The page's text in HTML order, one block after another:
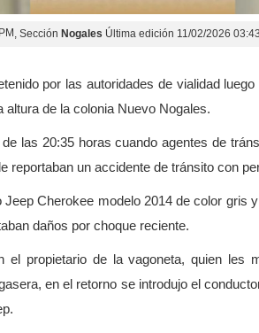
, Sección Nogales Última edición 11/02/2026 03:43
por las autoridades de vialidad
de la colonia Nuevo Nogales.
las 20:35 horas cuando agentes de
reportaban un accidente de tránsito con
Cherokee modelo 2014 de color gris
daños por choque reciente.
el propietario de la vagoneta, quien les
en el retorno se introdujo el